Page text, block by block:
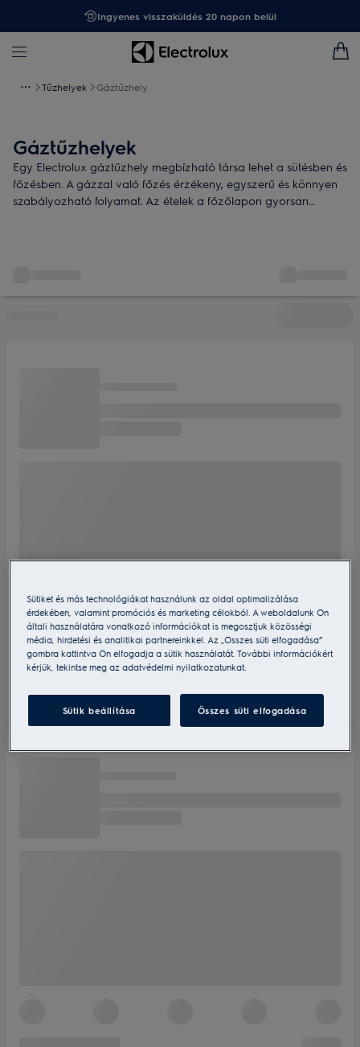
Ingyenes visszaküldés 20 napon belül
Tűzhelyek Gáztűzhely
Gáztűzhelyek
Egy Electrolux gáztűzhely megbízható társa lehet a sütésben és
főzésben. A gázzal való főzés érzékeny, egyszerű és könnyen
szabályozható folyamat. Az ételek a főzőlapon gyorsan
Sütiket és más technológiákat használunk az oldal optimalizálása
érdekében, valamint promóciós és marketing célokból. A weboldalunk Ön
általi használatára vonatkozó információkat is megosztjuk közösségi
média, hirdetési és analitikai partnereinkkel. Az „Összes süti elfogadása”
gombra kattintva Ön elfogadja a sütik használatát. További információkért
kérjük, tekintse meg az adatvédelmi nyilatkozatunkat.
Sütik beállítása Összes süti elfogadása